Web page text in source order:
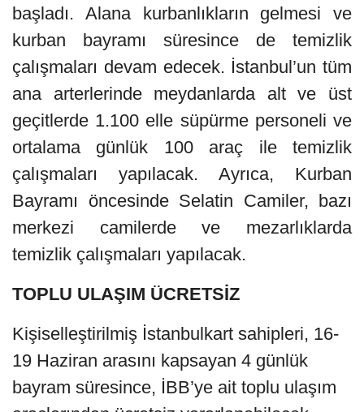
başladı. Alana kurbanlıkların gelmesi ve
kurban bayramı süresince de temizlik
çalışmaları devam edecek. İstanbul’un tüm
ana arterlerinde meydanlarda alt ve üst
geçitlerde 1.100 elle süpürme personeli ve
ortalama günlük 100 araç ile temizlik
çalışmaları yapılacak. Ayrıca, Kurban
Bayramı öncesinde Selatin Camiler, bazı
merkezi camilerde ve mezarlıklarda
temizlik çalışmaları yapılacak.
TOPLU ULAŞIM ÜCRETSİZ
Kişiselleştirilmiş İstanbulkart sahipleri, 16-
19 Haziran arasını kapsayan 4 günlük
bayram süresince, İBB’ye ait toplu ulaşım